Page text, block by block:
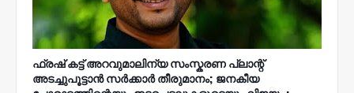
ഫ്രഷ് കട്ട് അറവുമാലിന്യ സംസ്കരണ പ്ലാന്റ്
അടച്ചുപൂട്ടാൻ സർക്കാർ തീരുമാനം; ജനകീയ